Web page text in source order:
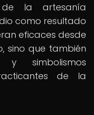
de la artesanía
como resultado
eficaces desde
sino que también
y simbolismos
de la